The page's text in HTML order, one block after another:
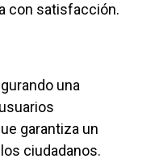
con satisfacción.
una
garantiza un
ciudadanos.